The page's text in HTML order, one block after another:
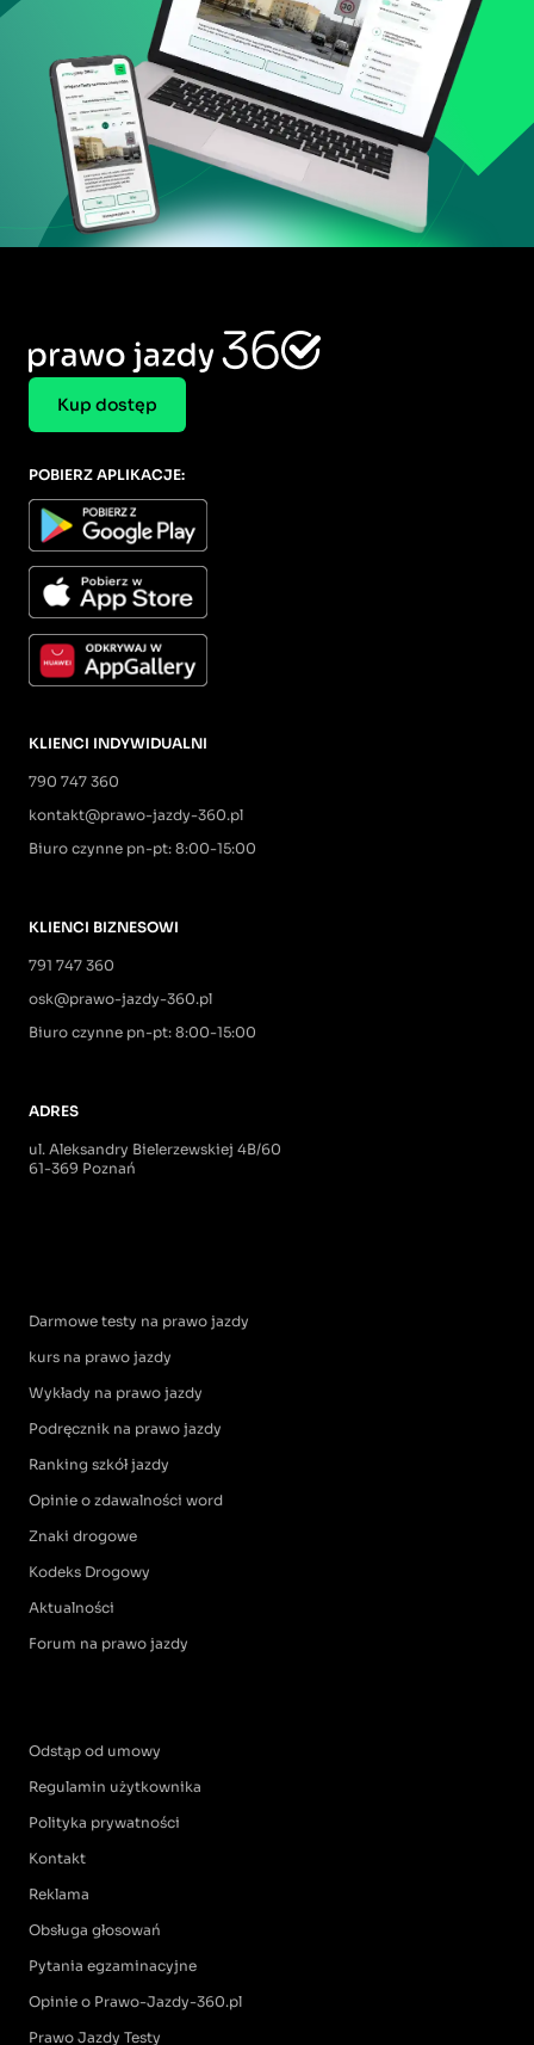
Kup dostęp
KLIENCI INDYWIDUALNI
790 747 360
kontakt@prawo-jazdy-360.pl
Biuro czynne pn-pt: 8:00-15:00
KLIENCI BIZNESOWI
791 747 360
osk@prawo-jazdy-360.pl
Biuro czynne pn-pt: 8:00-15:00
ADRES
ul. Aleksandry Bielerzewskiej 4B/60
61-369 Poznań
Darmowe testy na prawo jazdy
kurs na prawo jazdy
Wykłady na prawo jazdy
Podręcznik na prawo jazdy
Ranking szkół jazdy
Opinie o zdawalności word
Znaki drogowe
Kodeks Drogowy
Aktualności
Forum na prawo jazdy
Odstąp od umowy
Regulamin użytkownika
Polityka prywatności
Kontakt
Reklama
Obsługa głosowań
Pytania egzaminacyjne
Opinie o Prawo-Jazdy-360.pl
Prawo Jazdy Testy
POBIERZ APLIKACJE: